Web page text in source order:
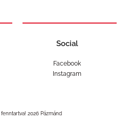
Social
Facebook
Instagram
2026 Pázmánd